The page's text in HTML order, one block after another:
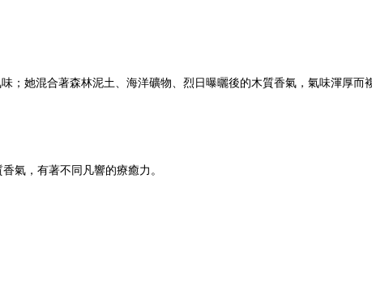
她混合著森林泥土、海洋礦物、烈日曝曬後的木質香氣，氣味渾厚而
氣，有著不同凡響的療癒力。